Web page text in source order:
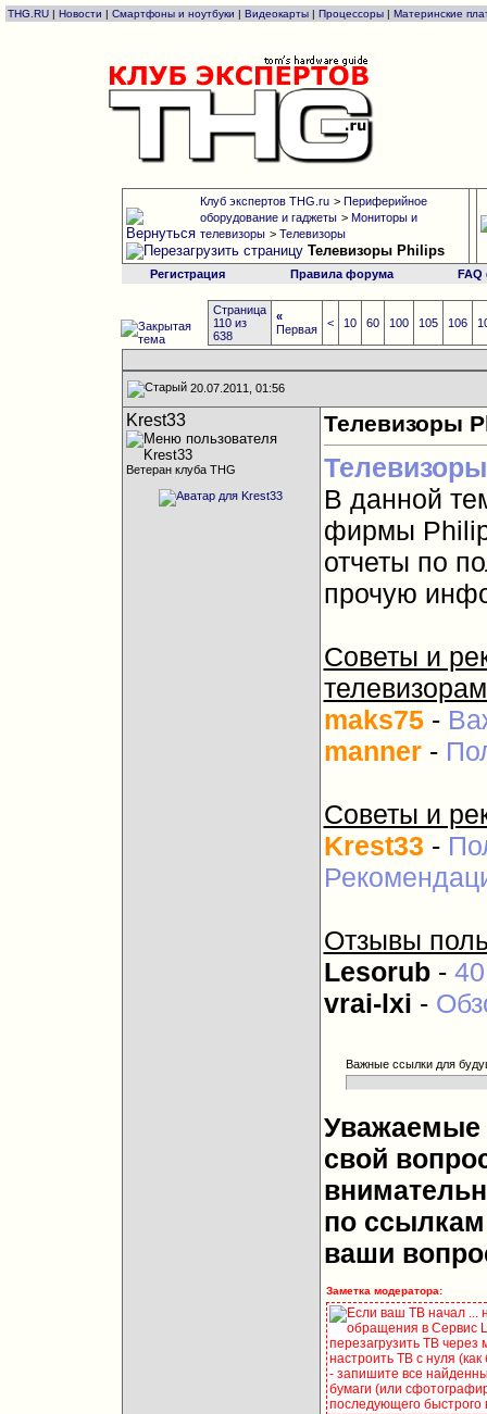
THG.RU | Новости | Смартфоны и ноутбуки | Видеокарты | Процессоры | Материнские
Клуб экспертов THG.ru > Периферийное
оборудование и гаджеты > Мониторы и
телевизоры > Телевизоры
Телевизоры Philips
Регистрация Правила форума
Страница
110 из
638
«
Первая
< 10 60 100 105 106
20.07.2011, 01:56
Krest33
Ветеран клуба THG
Телевизоры
В данной
фирмы
отчеты по
прочую
Советы и
maks75-
manner-
Советы и
Krest33 -
Отзывы
Lesorub-
vrai-lxi -
Важные ссылки для
Уважаемые
свой
по ссылкам
ваши
Заметка модератора:
Если ваш ТВ начал ...
обращения в Сервис
перезагрузить ТВ
настроить ТВ с нуля
- запишите все
бумаги (или
последующего быстрого